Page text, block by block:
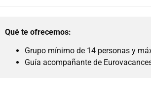
Qué te ofrecemos:
Grupo mínimo de 14 personas y
Guía acompañante de